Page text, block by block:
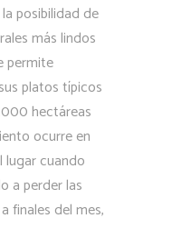
posibilidad de
más lindos
permite
platos típicos
hectáreas
ocurre en
lugar cuando
a perder las
finales del mes,